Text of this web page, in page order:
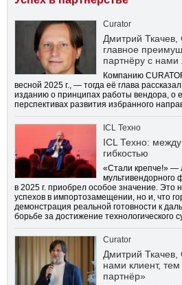
Curator
Дмитрий
главное
партнёру с нами
Компанию
весной 2025 г., — тогда её глава
изданию о принципах работы вендора, о
перспективах развития избранного
ICL Техно
ICL Техно:
гибкостью
«Стали крепче!» —
мультивендорного
в 2025 г. приобрел особое значение. Это
успехов в импортозамещении, но и, что
демонстрация реальной готовности к
борьбе за достижение технологического
Curator
Дмитрий
нами клиент,
партнёр»